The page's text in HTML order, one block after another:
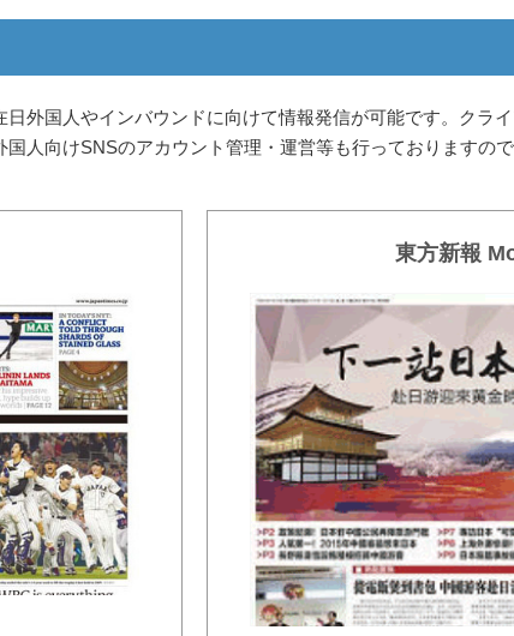
外国人やインバウンドに向けて情報発信が可能です。クラ
人向けSNSのアカウント管理・運営等も行っておりますの
東方新報